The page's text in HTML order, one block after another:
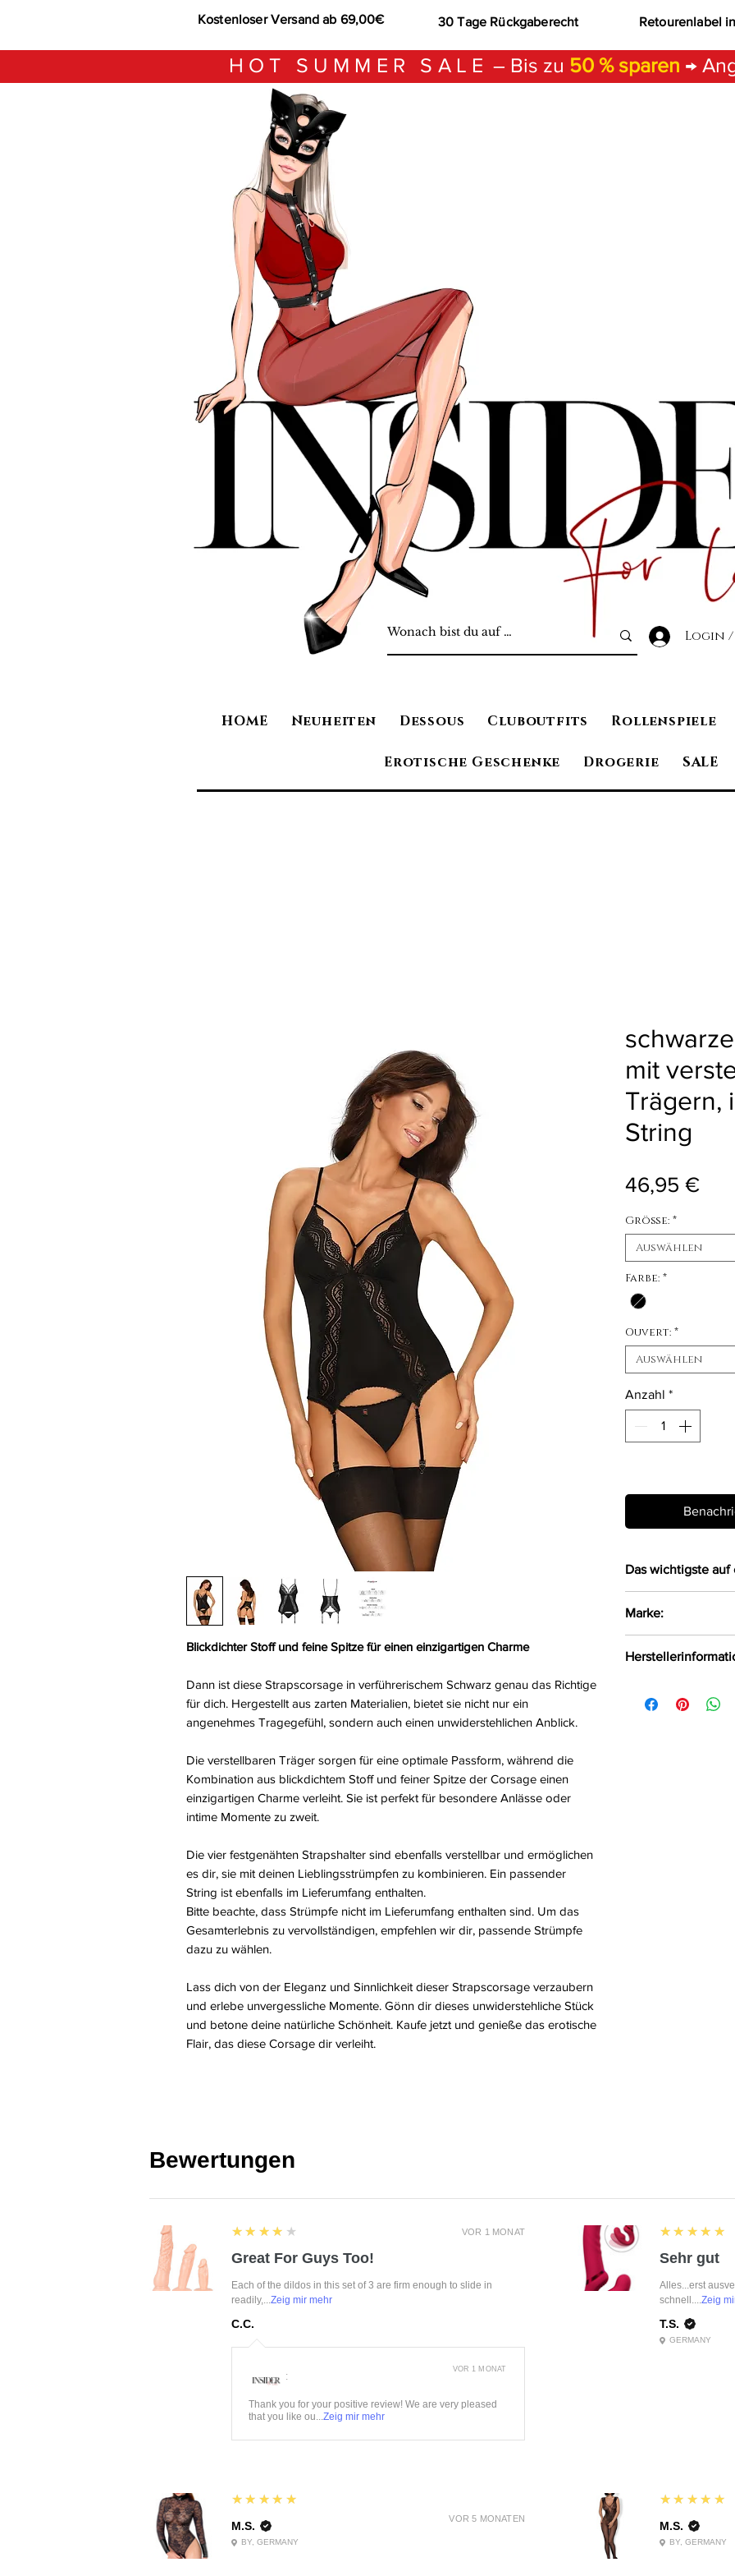
Kostenloser Versand ab 69,00€ 30 Tage Rückgaberecht Retourenlabel
HOT SUMMER SALE – Bis zu 50 % sparen →
Login
HOME Neuheiten Dessous Cluboutfits Rollenspiele
Erotische Geschenke Drogerie SALE
Blickdichter Stoff und feine Spitze für einen einzigartigen Charme
Dann ist diese Strapscorsage in verführerischem Schwarz genau das Richtige
für dich. Hergestellt aus zarten Materialien, bietet sie nicht nur ein
angenehmes Tragegefühl, sondern auch einen unwiderstehlichen Anblick.
Die verstellbaren Träger sorgen für eine optimale Passform, während die
Kombination aus blickdichtem Stoff und feiner Spitze der Corsage einen
einzigartigen Charme verleiht. Sie ist perfekt für besondere Anlässe oder
intime Momente zu zweit.
Die vier festgenähten Strapshalter sind ebenfalls verstellbar und ermöglichen
es dir, sie mit deinen Lieblingsstrümpfen zu kombinieren. Ein passender
String ist ebenfalls im Lieferumfang enthalten.
Bitte beachte, dass Strümpfe nicht im Lieferumfang enthalten sind. Um das
Gesamterlebnis zu vervollständigen, empfehlen wir dir, passende Strümpfe
dazu zu wählen.
Lass dich von der Eleganz und Sinnlichkeit dieser Strapscorsage verzaubern
und erlebe unvergessliche Momente. Gönn dir dieses unwiderstehliche Stück
und betone deine natürliche Schönheit. Kaufe jetzt und genieße das erotische
Flair, das diese Corsage dir verleiht.
mit
Trägern,
String
46,95 €
Größe: *
Auswählen
Farbe: *
Ouvert: *
Auswählen
Anzahl *
Das wichtigste auf
zarten
Mit
Die
das gewisse
Marke:
Krolewska Street 1
Bewertungen
VOR 1 MONAT
4
★★★★★
Great For Guys Too!
Each of the dildos in this set of 3 are firm enough to slide in
readily,...Zeig mir mehr
C.C.
:
Thank you for your positive review! We are very pleased
that you like ou...Zeig mir mehr
VOR 1 MONAT
5
★★★★★
Sehr gut
Alles...erst
schnell....Zeig
T.S.
GERMANY
VOR 5 MONATEN
5
★★★★★
M.S.
BY, GERMANY
5
★★★★★
M.S.
BY, GERMANY